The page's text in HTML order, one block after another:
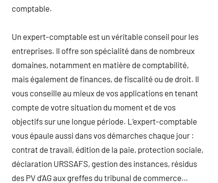
comptable.
Un expert-comptable est un véritable conseil pour les
entreprises. Il offre son spécialité dans de nombreux
domaines, notamment en matière de comptabilité,
mais également de finances, de fiscalité ou de droit. Il
vous conseille au mieux de vos applications en tenant
compte de votre situation du moment et de vos
objectifs sur une longue période. L’expert-comptable
vous épaule aussi dans vos démarches chaque jour :
contrat de travail, édition de la paie, protection sociale,
déclaration URSSAFS, gestion des instances, résidus
des PV d’AG aux greffes du tribunal de commerce…